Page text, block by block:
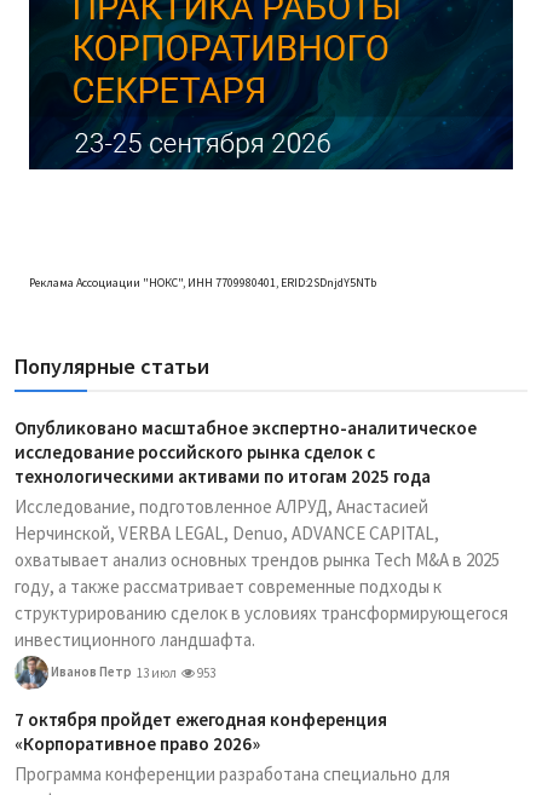
Реклама Ассоциации "НОКС", ИНН 7709980401, ERID:2SDnjdY5NTb
Популярные статьи
Опубликовано масштабное экспертно-аналитическое
исследование российского рынка сделок с
технологическими активами по итогам 2025 года
Исследование, подготовленное АЛРУД, Анастасией
Нерчинской, VERBA LEGAL, Denuo, ADVANCE CAPITAL,
охватывает анализ основных трендов рынка Tech M&A в 2025
году, а также рассматривает современные подходы к
структурированию сделок в условиях трансформирующегося
инвестиционного ландшафта.
Иванов Петр 13 июл 953
7 октября пройдет ежегодная конференция
«Корпоративное право 2026»
Программа конференции разработана специально для